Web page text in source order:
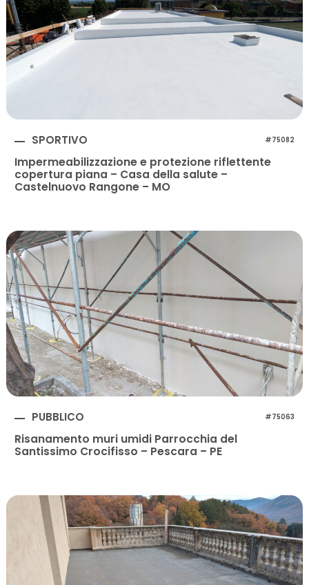
SPORTIVO #75082
Impermeabilizzazione e protezione riflettente
copertura piana – Casa della salute –
Castelnuovo Rangone – MO
PUBBLICO #75063
Risanamento muri umidi Parrocchia del
Santissimo Crocifisso – Pescara – PE